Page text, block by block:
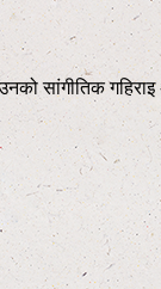
सांगीतिक